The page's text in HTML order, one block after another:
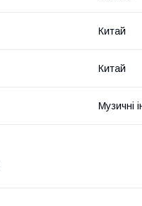
Китай
Китай
Музичні